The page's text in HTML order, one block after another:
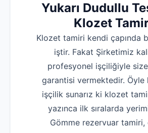
Yukarı Dudullu
Klozet
Klozet tamiri kendi çapında
iştir. Fakat Şirketimiz
profesyonel işçiliğiyle
garantisi vermektedir.
işçilik sunarız ki klozet
yazınca ilk sıralarda
Gömme rezervuar tamiri,